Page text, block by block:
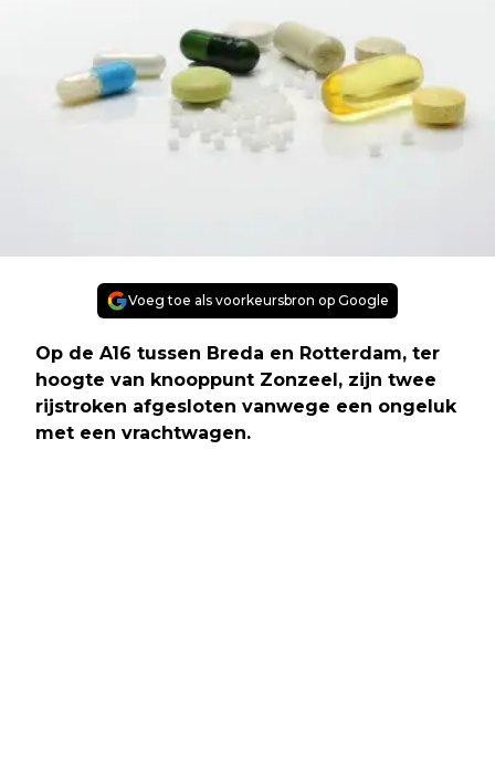
Voeg toe als voorkeursbron op Google
Op de A16 tussen Breda en Rotterdam, ter
hoogte van knooppunt Zonzeel, zijn twee
rijstroken afgesloten vanwege een ongeluk
met een vrachtwagen.